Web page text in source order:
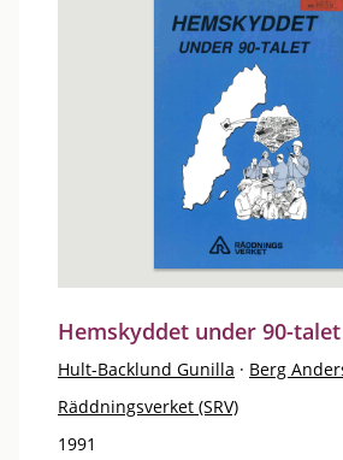
Hemskyddet under 90-talet
Hult-Backlund Gunilla · Berg
Räddningsverket (SRV)
1991